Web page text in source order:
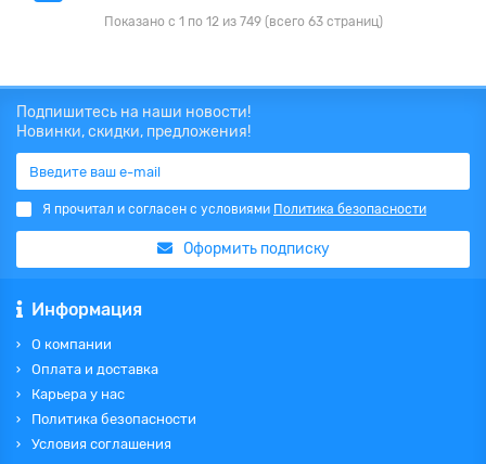
Показано с 1 по 12 из 749 (всего 63 страниц)
Подпишитесь на наши новости!
Новинки, скидки, предложения!
Я прочитал и согласен с условиями Политика безопасности
Оформить подписку
Информация
О компании
Оплата и доставка
Карьера у нас
Политика безопасности
Условия соглашения